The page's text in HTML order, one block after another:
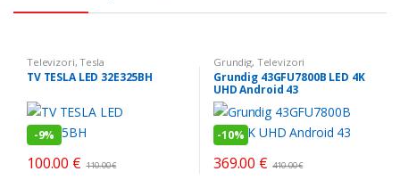
Televizori,Tesla
TV TESLA LED 32E325BH
-9%
100.00 € 110.00€
Grundig, Televizori
Grundig 43GFU7800B LED 4K
UHD Android 43
-10%
369.00 € 410.00€